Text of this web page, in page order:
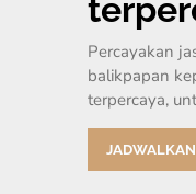
Percayakan
balikpapan
terpercaya,